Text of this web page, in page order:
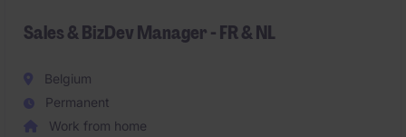
Sales & BizDev Manager - FR & NL
Belgium
Permanent
Work from home